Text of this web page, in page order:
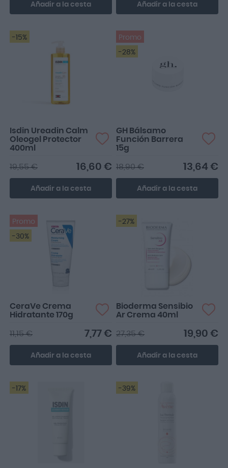
Añadir a la cesta Añadir a la cesta
-15%
Isdin Ureadin Calm
Oleogel Protector
400ml
16,60 €
19,55 €
Añadir a la cesta
Promo
-28%
Muy bueno , no lo habia
GH Bálsamo
Función Barrera
15g
13,64 €
18,90 €
Añadir a la cesta
Promo
-30%
CeraVe Crema
Hidratante 170g
7,77 €
11,15 €
Añadir a la cesta
-27%
Bioderma Sensibio
Ar Crema 40ml
19,90 €
27,35 €
Añadir a la cesta
-17% -39%